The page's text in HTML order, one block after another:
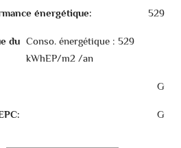
énergétique: 529
du Conso. énergétique : 529
kWhEP/m2 /an
G
G